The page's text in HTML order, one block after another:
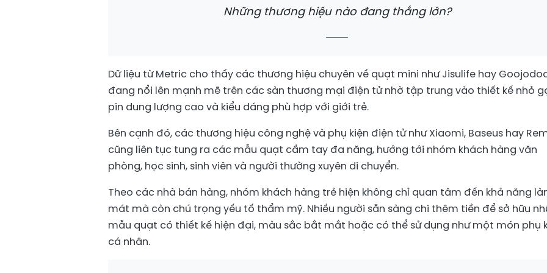
Những thương hiệu nào đang thắng lớn?
Dữ liệu từ Metric cho thấy các thương hiệu chuyên về quạt mini như Jisulife hay
đang nổi lên mạnh mẽ trên các sàn thương mại điện tử nhờ tập trung vào thiết kế nhỏ
pin dung lượng cao và kiểu dáng phù hợp với giới trẻ.
Bên cạnh đó, các thương hiệu công nghệ và phụ kiện điện tử như Xiaomi, Baseus hay
cũng liên tục tung ra các mẫu quạt cầm tay đa năng, hướng tới nhóm khách hàng văn
phòng, học sinh, sinh viên và người thường xuyên di chuyển.
Theo các nhà bán hàng, nhóm khách hàng trẻ hiện không chỉ quan tâm đến khả năng
mát mà còn chú trọng yếu tố thẩm mỹ. Nhiều người sẵn sàng chi thêm tiền để sở hữu
mẫu quạt có thiết kế hiện đại, màu sắc bắt mắt hoặc có thể sử dụng như một món phụ
cá nhân.